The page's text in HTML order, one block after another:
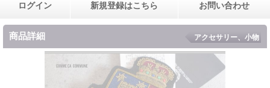
ログイン 新規登録はこちら お問い合わせ
商品詳細 アクセサリー、小物